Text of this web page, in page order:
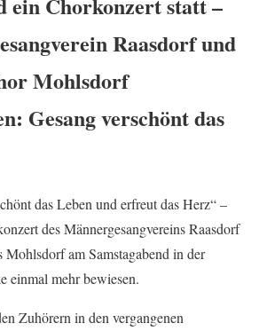
Raasdorf und
Mohlsdorf
Gesang verschönt das
das Leben und erfreut das Herz“ –
des Männergesangvereins Raasdorf
Mohlsdorf am Samstagabend in der
einmal mehr bewiesen.
Zuhörern in den vergangenen